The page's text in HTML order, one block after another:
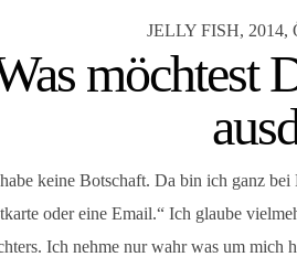
JELLY FISH, 2014,
möchtest
keine Botschaft. Da bin ich ganz
oder eine Email.“ Ich glaube
Ich nehme nur wahr was um mich